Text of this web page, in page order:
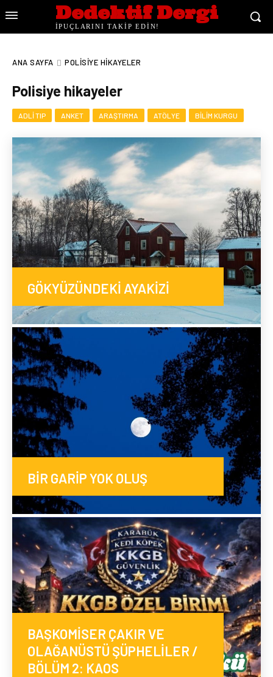
Dedektif Dergi
İPUÇLARINI TAKİP EDİN!
ANA SAYFA POLISIYE HIKAYELER
Polisiye hikayeler
ADLI TIP ANKET ARAŞTIRMA ATÖLYE BILIM KURGU
GÖKYÜZÜNDEKİ AYAKİZİ
BİR GARİP YOK OLUŞ
BAŞKOMİSER ÇAKIR VE
OLAĞANÜSTÜ ŞÜPHELİLER /
BÖLÜM 2: KAOS